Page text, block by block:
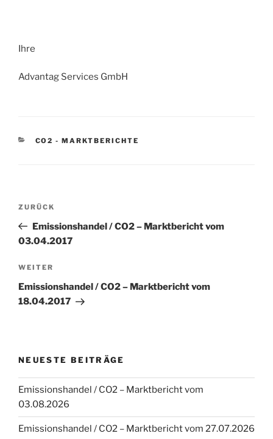
Ihre
Advantag Services GmbH
KATEGORIEN
CO2 - MARKTBERICHTE
Beitragsnavigation
Vorheriger
Beitrag
ZURÜCK
Emissionshandel / CO2 – Marktbericht vom
03.04.2017
Nächster
Beitrag
WEITER
Emissionshandel / CO2 – Marktbericht vom
18.04.2017
NEUESTE BEITRÄGE
Emissionshandel / CO2 – Marktbericht vom
03.08.2026
Emissionshandel / CO2 – Marktbericht vom 27.07.2026